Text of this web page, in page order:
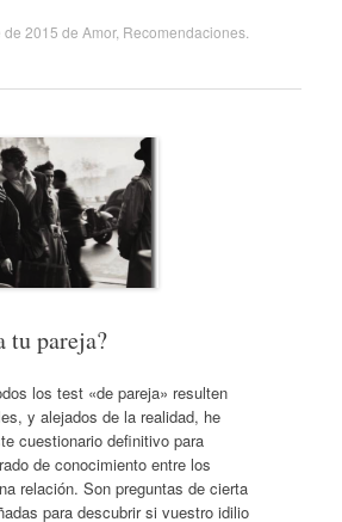
de 2015 de Amor, Recomendaciones.
tu pareja?
los test «de pareja» resulten
y alejados de la realidad, he
cuestionario definitivo para
de conocimiento entre los
relación. Son preguntas de cierta
para descubrir si vuestro idilio